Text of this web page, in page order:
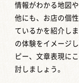
情報がわかる地図
他にも、お店の個
ているかを紹介し
の体験をイメージ
ピー、文章表現に
討しましょう。